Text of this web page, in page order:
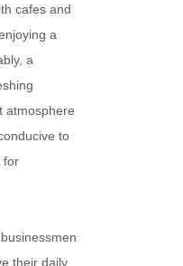
cafes and
a
a
atmosphere
to
for
their daily